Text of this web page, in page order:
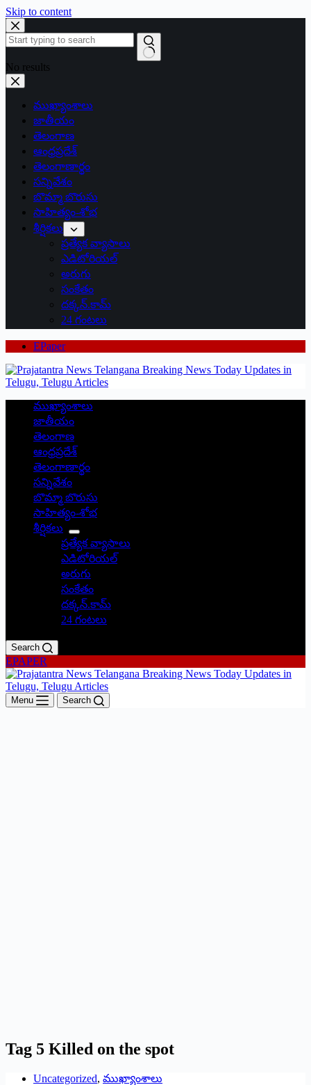
Skip to content
No results
ముఖ్యాంశాలు
జాతీయం
తెలంగాణ
ఆంధ్రప్రదేశ్
తెలంగాణార్థం
సన్నివేశం
బొమ్మా బొరుసు
సాహిత్యం-శోభ
శీర్షికలు
ప్రత్యేక వ్యాసాలు
ఎడిటోరియల్
అరుగు
సంకేతం
దక్కన్.కామ్
24 గంటలు
EPaper
ముఖ్యాంశాలు
జాతీయం
తెలంగాణ
ఆంధ్రప్రదేశ్
తెలంగాణార్థం
సన్నివేశం
బొమ్మా బొరుసు
సాహిత్యం-శోభ
శీర్షికలు
ప్రత్యేక వ్యాసాలు
ఎడిటోరియల్
అరుగు
సంకేతం
దక్కన్.కామ్
24 గంటలు
Search
EPAPER
Menu Search
Tag 5 Killed on the spot
Uncategorized, ముఖ్యాంశాలు